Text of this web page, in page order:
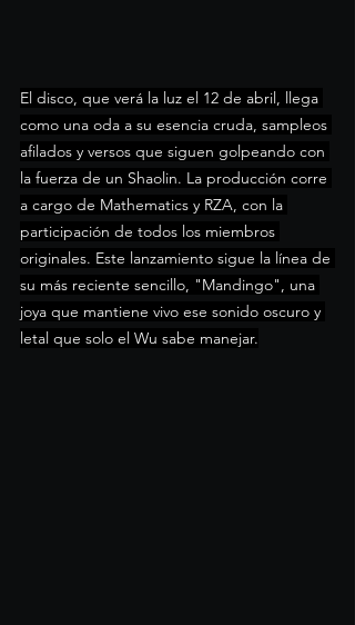
El disco, que verá la luz el 12 de abril, llega
como una oda a su esencia cruda, sampleos
afilados y versos que siguen golpeando con
la fuerza de un Shaolin. La producción corre
a cargo de Mathematics y RZA, con la
participación de todos los miembros
originales. Este lanzamiento sigue la línea de
su más reciente sencillo, "Mandingo", una
joya que mantiene vivo ese sonido oscuro y
letal que solo el Wu sabe manejar.